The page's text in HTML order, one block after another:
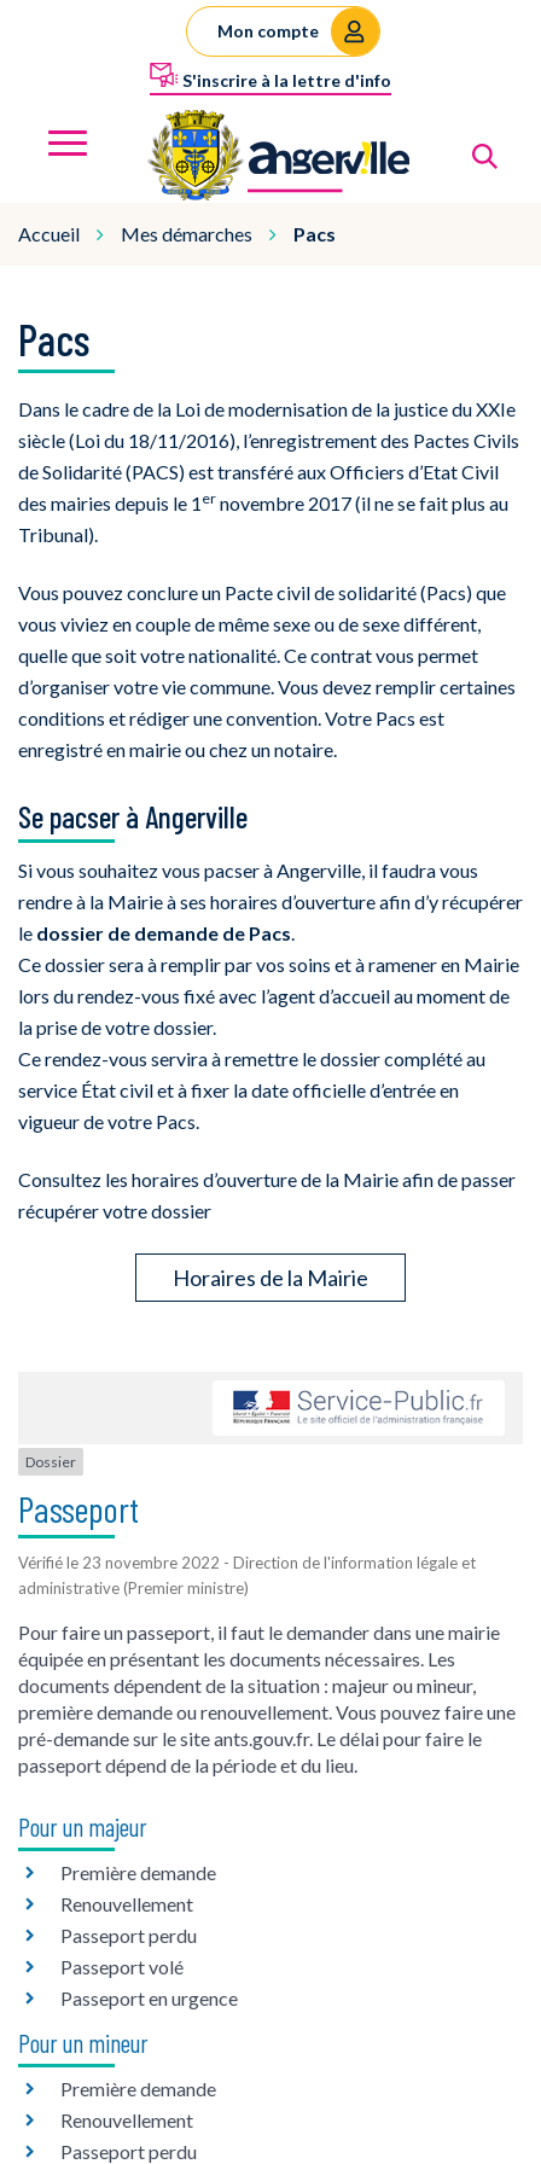
S'inscrire à la lettre d'info
Mon compte
Angerville
Accueil Mes démarches Pacs
Pacs
Dans le cadre de la Loi de modernisation de la justice du XXIe
siècle (Loi du 18/11/2016), l’enregistrement des Pactes Civils
de Solidarité (PACS) est transféré aux Officiers d’Etat Civil
des mairies depuis le 1 er novembre 2017 (il ne se fait plus au
Tribunal).
Vous pouvez conclure un Pacte civil de solidarité (Pacs) que
vous viviez en couple de même sexe ou de sexe différent,
quelle que soit votre nationalité. Ce contrat vous permet
d’organiser votre vie commune. Vous devez remplir certaines
conditions et rédiger une convention. Votre Pacs est
enregistré en mairie ou chez un notaire.
Se pacser à Angerville
Si vous souhaitez vous pacser à Angerville, il faudra vous
rendre à la Mairie à ses horaires d’ouverture afin d’y récupérer
le dossier de demande de Pacs
Ce dossier sera à remplir par vos soins et à ramener en Mairie
lors du rendez-vous fixé avec l’agent d’accueil au moment de
la prise de votre dossier.
Ce rendez-vous servira à remettre le dossier complété au
service État civil et à fixer la date officielle d’entrée en
vigueur de votre Pacs.
Consultez les horaires d’ouverture de la Mairie afin de passer
récupérer votre dossier
Horaires de la Mairie
Dossier
Passeport
Vérifié le 23 novembre 2022 - Direction de l'information légale et
administrative (Premier ministre)
Pour faire un passeport, il faut le demander dans une mairie
équipée en présentant les documents nécessaires. Les
documents dépendent de la situation : majeur ou mineur,
première demande ou renouvellement. Vous pouvez faire une
pré-demande sur le site ants.gouv.fr. Le délai pour faire le
passeport dépend de la période et du lieu.
Pour un majeur
Première demande
Renouvellement
Passeport perdu
Passeport volé
Passeport en urgence
Pour un mineur
Première demande
Renouvellement
Passeport perdu